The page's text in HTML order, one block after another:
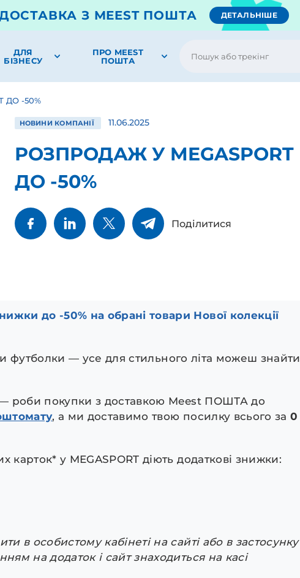
З MEEST ПОШТА ДЕТАЛЬНІШЕ
ДЛЯ
БІЗНЕСУ
ПРО MEEST
ПОШТА
ДО -50%
НОВИНИ КОМПАНІЇ 11.06.2025
РОЗПРОДАЖ У MEGASPORT
ДО -50%
Поділитися
до -50% на обрані товари Нової колекції
футболки — усе для стильного літа можеш знайти
роби покупки з доставкою Meest ПОШТА до
, а ми доставимо твою посилку всього за 0
карток* у MEGASPORT діють додаткові знижки:
в особистому кабінеті на сайті або в застосунку
на додаток і сайт знаходиться на касі